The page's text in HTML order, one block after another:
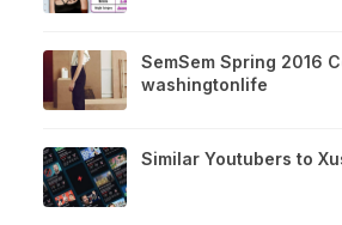
SemSem Spring 2016
washingtonlife
Similar Youtubers to